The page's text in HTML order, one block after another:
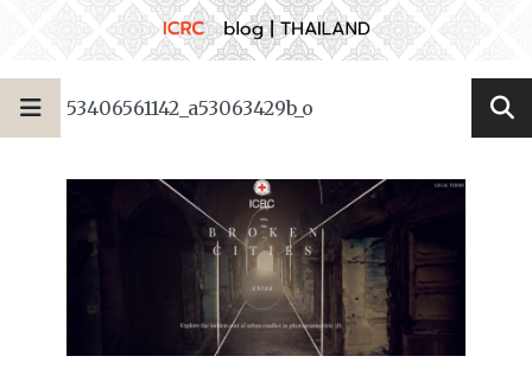
53406561142_a53063429b_o